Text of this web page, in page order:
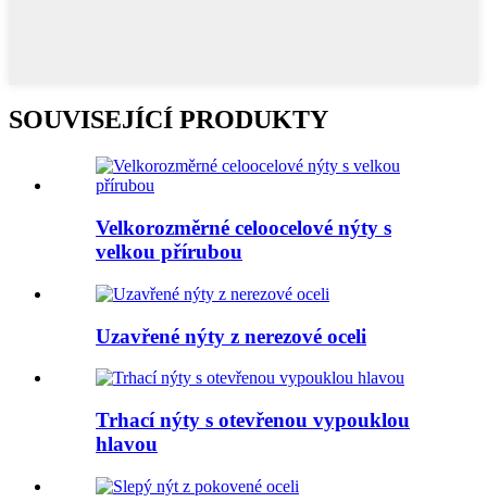
SOUVISEJÍCÍ PRODUKTY
Velkorozměrné celoocelové nýty s
velkou přírubou
Uzavřené nýty z nerezové oceli
Trhací nýty s otevřenou vypouklou
hlavou